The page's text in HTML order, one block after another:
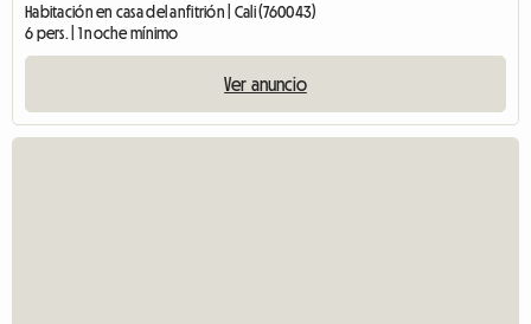
Habitación en casa del anfitrión | Cali (760043)
6 pers. | 1 noche mínimo
Ver anuncio